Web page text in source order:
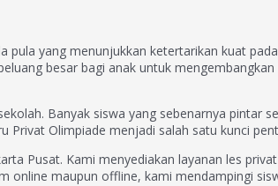
yang menunjukkan ketertarikan kuat
besar bagi anak untuk
Banyak siswa yang sebenarnya pintar
Olimpiade menjadi salah satu kunci
Pusat. Kami menyediakan layanan les
online maupun offline, kami mendampingi